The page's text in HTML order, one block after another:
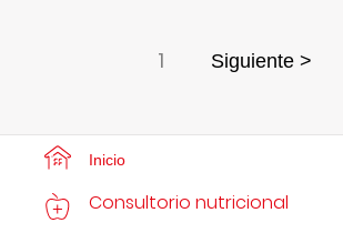
1 Siguiente >
Inicio
Consultorio nutricional